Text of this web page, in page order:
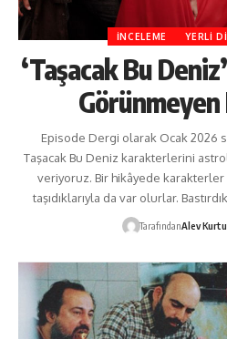
İNCELEME YERLI
‘Taşacak Bu
Episode Dergi olarak Ocak 2026
Taşacak Bu Deniz karakterlerini
veriyoruz. Bir hikâyede karakterler
taşıdıklarıyla da var olurlar.
TarafındanAlev